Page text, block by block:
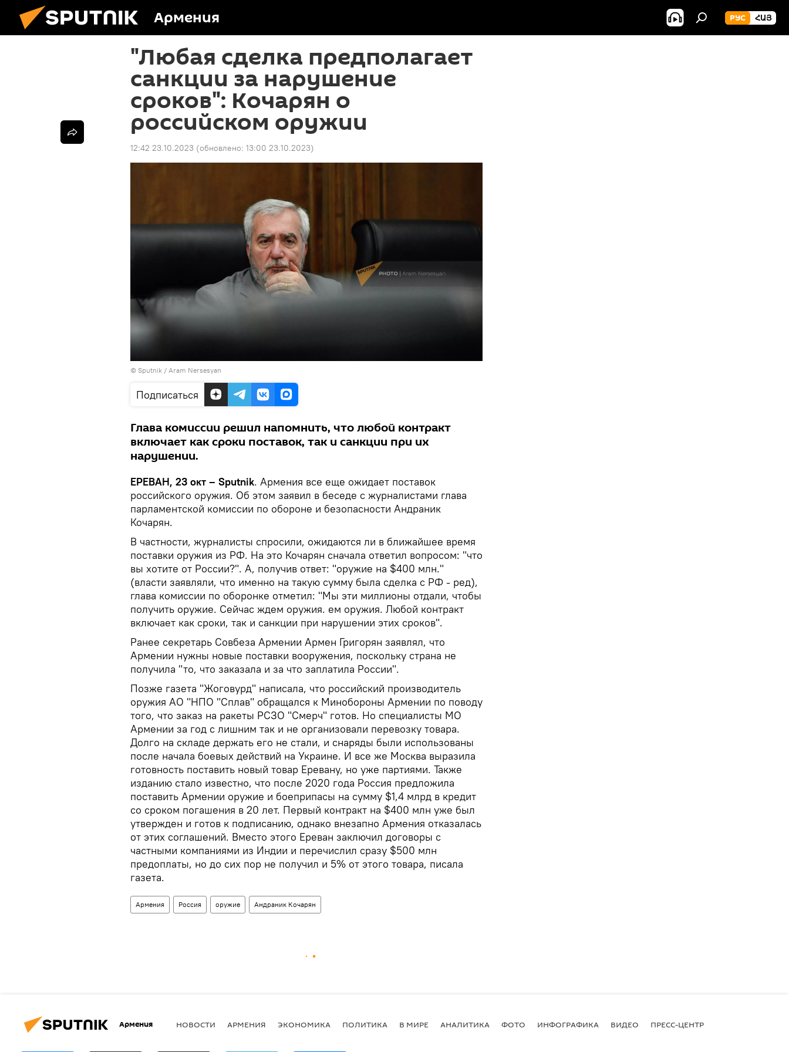
Армения РУС ՀԱՅ
"Любая сделка предполагает
санкции за нарушение
сроков": Кочарян о
российском оружии
12:42 23.10.2023 (обновлено: 13:00 23.10.2023)
© Sputnik / Aram Nersesyan
Подписаться
Глава комиссии решил напомнить, что любой контракт
включает как сроки поставок, так и санкции при их
нарушении.
ЕРЕВАН, 23 окт – Sputnik. Армения все еще ожидает поставок
российского оружия. Об этом заявил в беседе с журналистами глава
парламентской комиссии по обороне и безопасности Андраник
Кочарян.
В частности, журналисты спросили, ожидаются ли в ближайшее время
поставки оружия из РФ. На это Кочарян сначала ответил вопросом: "что
вы хотите от России?". А, получив ответ: "оружие на $400 млн."
(власти заявляли, что именно на такую сумму была сделка с РФ - ред),
глава комиссии по оборонке отметил: "Мы эти миллионы отдали, чтобы
получить оружие. Сейчас ждем оружия. ем оружия. Любой контракт
включает как сроки, так и санкции при нарушении этих сроков".
Ранее секретарь Совбеза Армении Армен Григорян заявлял, что
Армении нужны новые поставки вооружения, поскольку страна не
получила "то, что заказала и за что заплатила России".
Позже газета "Жоговурд" написала, что российский производитель
оружия АО "НПО "Сплав" обращался к Минобороны Армении по поводу
того, что заказ на ракеты РСЗО "Смерч" готов. Но специалисты МО
Армении за год с лишним так и не организовали перевозку товара.
Долго на складе держать его не стали, и снаряды были использованы
после начала боевых действий на Украине. И все же Москва выразила
готовность поставить новый товар Еревану, но уже партиями. Также
изданию стало известно, что после 2020 года Россия предложила
поставить Армении оружие и боеприпасы на сумму $1,4 млрд в кредит
со сроком погашения в 20 лет. Первый контракт на $400 млн уже был
утвержден и готов к подписанию, однако внезапно Армения отказалась
от этих соглашений. Вместо этого Ереван заключил договоры с
частными компаниями из Индии и перечислил сразу $500 млн
предоплаты, но до сих пор не получил и 5% от этого товара, писала
газета.
Армения Россия оружие Андраник Кочарян
Армения НОВОСТИ АРМЕНИЯ ЭКОНОМИКА ПОЛИТИКА В МИРЕ АНАЛИТИКА ФОТО ИНФОГРАФИКА ВИДЕО ПРЕСС-ЦЕНТР